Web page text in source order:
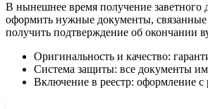
В нынешнее время получение заветного
оформить нужные документы,
получить подтверждение об окончании
Оригинальность и качество:
Система защиты: все документы
Включение в реестр: оформление